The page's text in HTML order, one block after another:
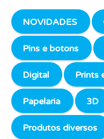
NOVIDADES
Pins e botons
Digital Prints
Papelaria 3D
Produtos diversos